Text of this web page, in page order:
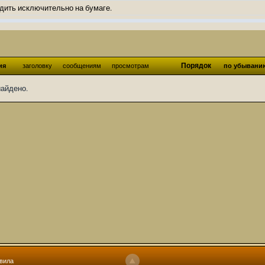
исключительно на бумаге.
и Ангелы из Ада были и будут только на бумаге.
Ангелов из Ада, а в электронном варианте нету вариантов?
какие, подскажите пожалуйста?)
аболетов на бусти:
раньше?
процесс не очень быстрый будет. Думаю в течении 1-2 месяцев
с телефона не очень удобно)
по ходу чтения правлю. Получается не совнлитературный перевод,
заголовку сообщениям просмотрам Порядок по